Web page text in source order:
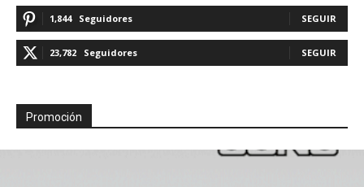
1,844 Seguidores SEGUIR
23,782 Seguidores SEGUIR
Promoción